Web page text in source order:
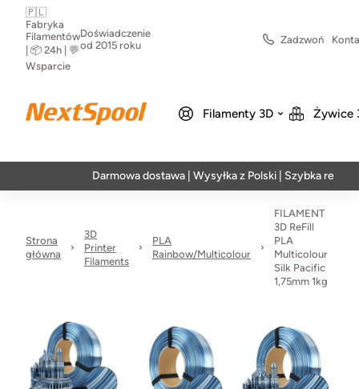
🇵🇱
Fabryka
Filamentów
| 📦 24h | 💬
Wsparcie
Doświadczenie
od 2015 roku
Zadzwoń
Filamenty 3D Żywice
Darmowa dostawa | Wysyłka z Polski | Szybka realizacja w
Strona
główna
3D
Printer
Filaments
PLA
Rainbow/Multicolour
FILAMENT
3D ReFill
PLA
Multicolour
Silk Pacific
1,75mm 1kg